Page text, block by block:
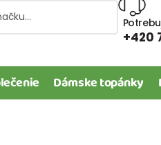
+420
Dámske topánky